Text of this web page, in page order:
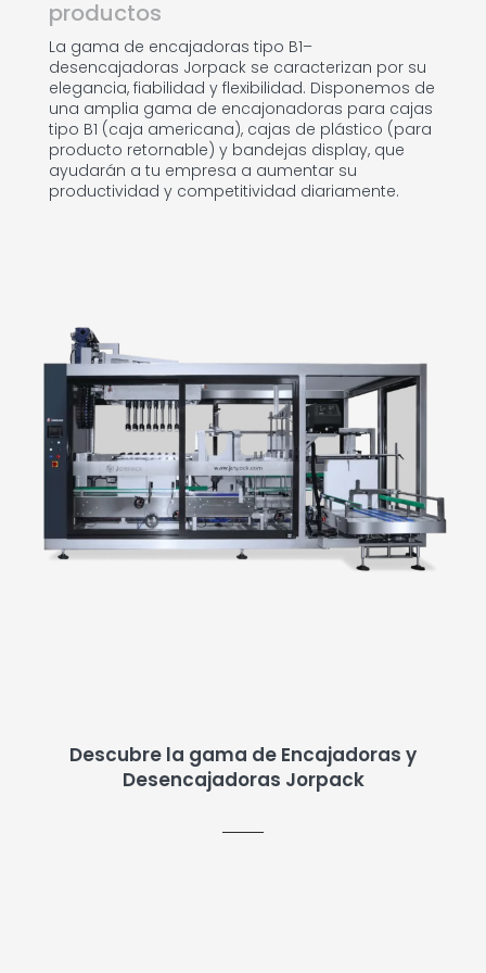
productos
La gama de encajadoras tipo B1–
desencajadoras Jorpack se caracterizan por su
elegancia, fiabilidad y flexibilidad. Disponemos de
una amplia gama de encajonadoras para cajas
tipo B1 (caja americana), cajas de plástico (para
producto retornable) y bandejas display, que
ayudarán a tu empresa a aumentar su
productividad y competitividad diariamente.
Descubre la gama de Encajadoras y
Desencajadoras Jorpack